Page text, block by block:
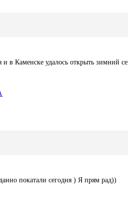
и в Каменске удалось открыть зимний
покатали сегодня ) Я прям рад))